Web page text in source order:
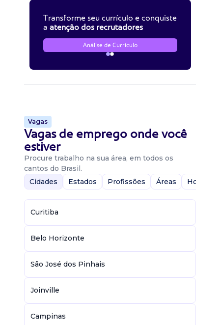
Transforme seu currículo e conquiste
a atenção dos recrutadores
Análise de Currículo
Vagas
Vagas de emprego onde você
estiver
Procure trabalho na sua área, em todos os
cantos do Brasil.
Cidades
Estados Profissões Áreas Home-
Curitiba
Belo Horizonte
São José dos Pinhais
Joinville
Campinas